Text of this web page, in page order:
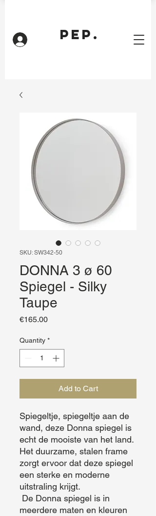
PEP.
SKU: SW342-50
DONNA 3 ø 60
Spiegel - Silky
Taupe
€165.00Price
Quantity *
Add to Cart
Spiegeltje, spiegeltje aan de
wand, deze Donna spiegel is
echt de mooiste van het land.
Het duurzame, stalen frame
zorgt ervoor dat deze spiegel
een sterke en moderne
uitstraling krijgt.
meerdere maten en kleuren